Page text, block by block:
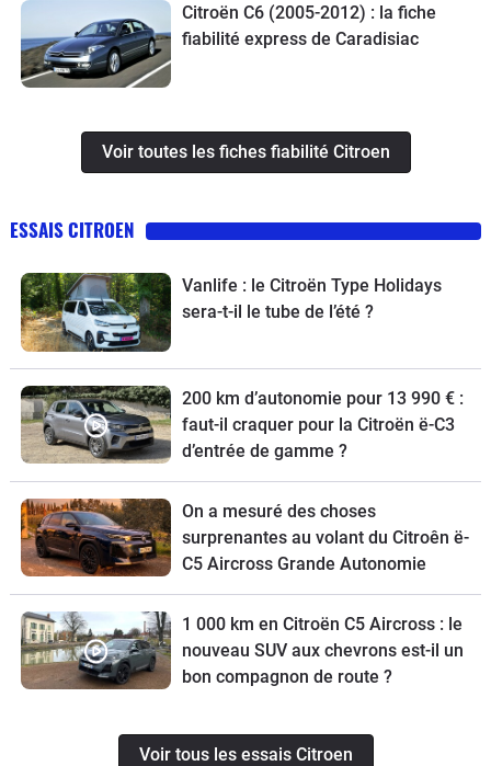
Citroën C6 (2005-2012) : la fiche
fiabilité express de Caradisiac
Voir toutes les fiches fiabilité Citroen
ESSAIS CITROEN
Vanlife : le Citroën Type Holidays
sera-t-il le tube de l’été ?
200 km d’autonomie pour 13 990 € :
faut-il craquer pour la Citroën ë-C3
d’entrée de gamme ?
On a mesuré des choses
surprenantes au volant du Citroên ë-
C5 Aircross Grande Autonomie
1 000 km en Citroën C5 Aircross : le
nouveau SUV aux chevrons est-il un
bon compagnon de route ?
Voir tous les essais Citroen